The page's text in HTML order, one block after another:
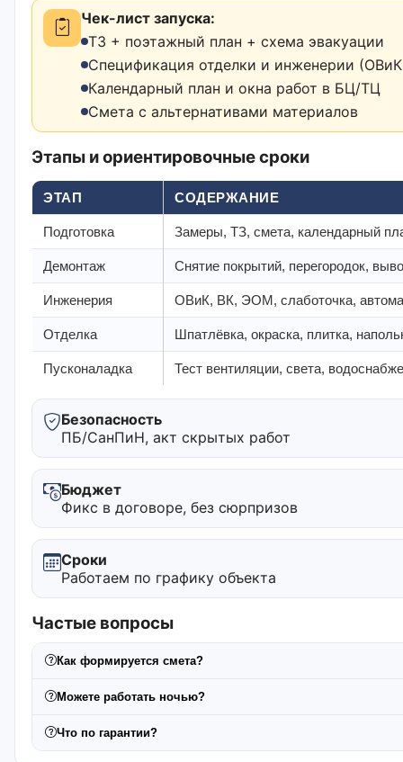
Чек-лист запуска:
ТЗ + поэтажный план + схема эвакуации
Спецификация отделки и инженерии
Календарный план и окна работ в БЦ/ТЦ
Смета с альтернативами материалов
Этапы и ориентировочные сроки
ЭТАП СОДЕРЖАНИЕ
Подготовка Замеры, ТЗ, смета, календарный
Демонтаж Снятие покрытий, перегородок,
Инженерия ОВиК, ВК, ЭОМ, слаботочка,
Отделка Шпатлёвка, окраска, плитка,
Пусконаладка Тест вентиляции, света,
Безопасность
ПБ/СанПиН, акт скрытых работ
Бюджет
Фикс в договоре, без сюрпризов
Сроки
Работаем по графику объекта
Частые вопросы
Как формируется смета?
Можете работать ночью?
Что по гарантии?